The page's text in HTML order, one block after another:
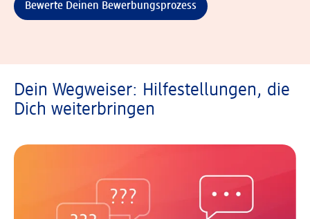
Bewerte Deinen Bewerbungsprozess
Dein Wegweiser: Hilfestellungen, die
Dich weiterbringen